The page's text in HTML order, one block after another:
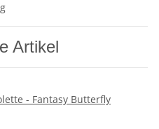
Artikel